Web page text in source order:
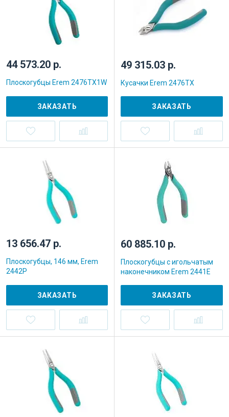
44 573.20 р.
Плоскогубцы Erem 2476TX1W
ЗАКАЗАТЬ
49 315.03 р.
Кусачки Erem 2476TX
ЗАКАЗАТЬ
13 656.47 р.
Плоскогубцы, 146 мм, Erem
2442P
ЗАКАЗАТЬ
60 885.10 р.
Плоскогубцы с игольчатым
наконечником Erem 2441E
ЗАКАЗАТЬ